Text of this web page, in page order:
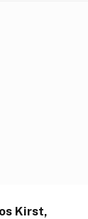
Kirst,